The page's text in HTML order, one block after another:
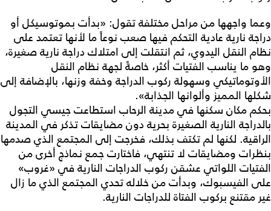
وعما واجهها من مراحل مختلفة تقول: «بدأت بموتوسيكل أو
دراجة نارية عادية التحكم فيها صعب نوعاً ما لأنها تعتمد على
نظام النقل اليدوي، ثم انتقلت إلى امتلاك دراجة نارية صغيرة،
وهو ما يناسب الفتيات أكثر، خاصةً لجهة نظام النقل
الأوتوماتيكي وسهولة ركوب الدراجة وخفة وزنها، بالإضافة إلى
شكلها المميز وألوانها الجذابة».
بحكم مكان سكنها في مدينة الرحاب استطاعت جيسي التجول
بالدراجة النارية الصغيرة بحرية دون مضايقات تذكر في المدينة
الراقية. لكنها لم تكتف بذلك، فخرجت إلى المجتمع الذي صدمها
بنظرات ومضايقات لا تنتهي، فاختارت جمع نماذج أخرى من
الفتيات اللواتي عشقن ركوب الدراجات النارية في «غروب»
على الفيسبوك، وبدأت من خلاله تحدي المجتمع الذي ما زال
غير مقتنع بركوب الفتاة للدراجات النارية.